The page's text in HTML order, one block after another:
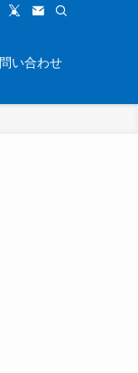
問い合わせ